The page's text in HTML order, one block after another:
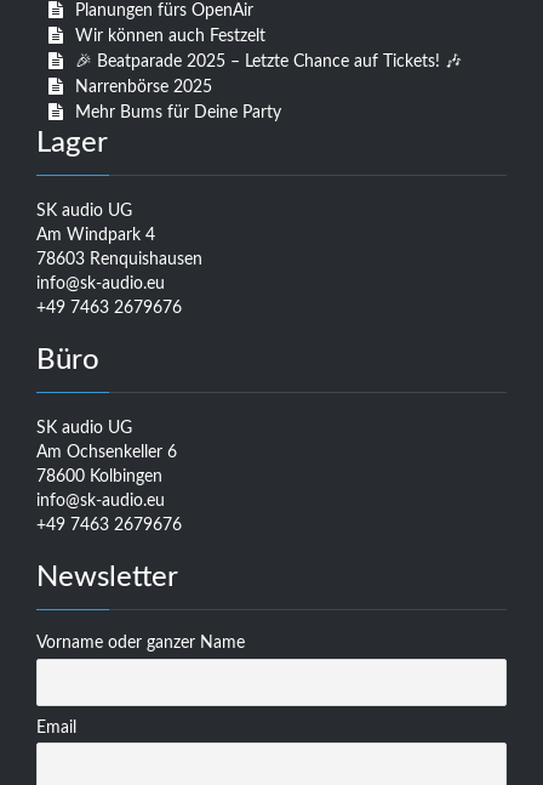
Planungen fürs OpenAir
Wir können auch Festzelt
🎉 Beatparade 2025 – Letzte Chance auf Tickets! 🎶
Narrenbörse 2025
Mehr Bums für Deine Party
Lager
SK audio UG
Am Windpark 4
78603 Renquishausen
info@sk-audio.eu
+49 7463 2679676
Büro
SK audio UG
Am Ochsenkeller 6
78600 Kolbingen
info@sk-audio.eu
+49 7463 2679676
Newsletter
Vorname oder ganzer Name
Email